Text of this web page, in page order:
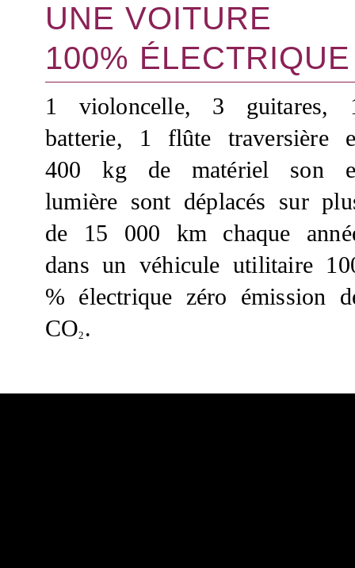
UNE VOITURE
100% ÉLECTRIQUE
1 violoncelle, 3 guitares,
batterie, 1 flûte traversière
400 kg de matériel son
lumière sont déplacés sur
de 15 000 km chaque
dans un véhicule utilitaire
% électrique zéro émission
CO2 .